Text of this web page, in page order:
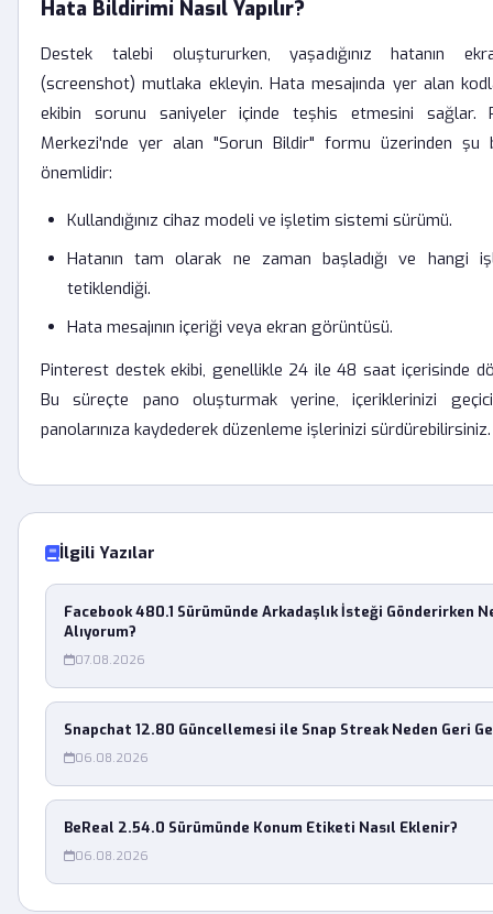
Hata Bildirimi Nasıl Yapılır?
Destek talebi oluştururken, yaşadığınız hatanın
(screenshot) mutlaka ekleyin. Hata mesajında yer alan
ekibin sorunu saniyeler içinde teşhis etmesini sağlar.
Merkezi'nde yer alan "Sorun Bildir" formu üzerinden şu
önemlidir:
Kullandığınız cihaz modeli ve işletim sistemi sürümü.
Hatanın tam olarak ne zaman başladığı ve hangi
tetiklendiği.
Hata mesajının içeriği veya ekran görüntüsü.
Pinterest destek ekibi, genellikle 24 ile 48 saat içerisinde
Bu süreçte pano oluşturmak yerine, içeriklerinizi
panolarınıza kaydederek düzenleme işlerinizi sürdürebilirsiniz.
İlgili Yazılar
Facebook 480.1 Sürümünde Arkadaşlık İsteği Gönderirken
Alıyorum?
07.08.2026
Snapchat 12.80 Güncellemesi ile Snap Streak Neden Geri
06.08.2026
BeReal 2.54.0 Sürümünde Konum Etiketi Nasıl Eklenir?
06.08.2026